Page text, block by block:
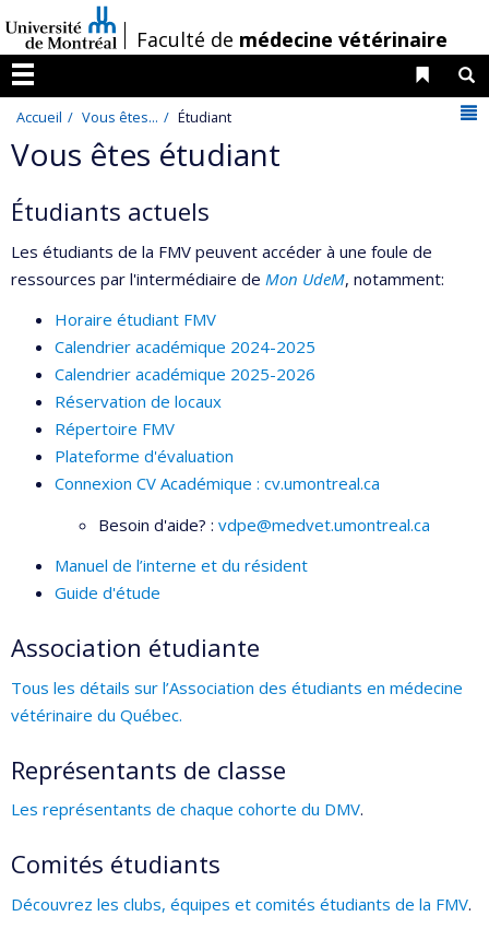
au
contenu
/Faculté de médecine vétérinaire
Menu
Liens
Accueil Vous êtes... Étudiant
Vous êtes étudiant
Étudiants actuels
Les étudiants de la FMV peuvent accéder à une foule de
ressources par l'intermédiaire de Mon UdeM, notamment:
Horaire étudiant FMV
Calendrier académique 2024-2025
Calendrier académique 2025-2026
Réservation de locaux
Répertoire FMV
Plateforme d'évaluation
Connexion CV Académique : cv.umontreal.ca
Besoin d'aide? : vdpe@medvet.umontreal.ca
Manuel de l’interne et du résident
Guide d'étude
Association étudiante
Tous les détails sur l’Association des étudiants en médecine
vétérinaire du Québec.
Représentants de classe
Les représentants de chaque cohorte du DMV.
Comités étudiants
Découvrez les clubs, équipes et comités étudiants de la FMV.